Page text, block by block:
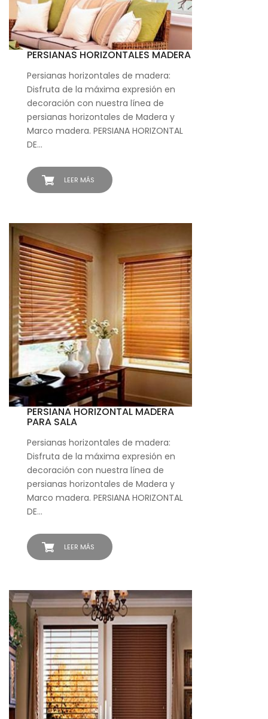
LEER MÁS
PERSIANAS HORIZONTALES MADERA
Persianas horizontales de madera:
Disfruta de la máxima expresión en
decoración con nuestra línea de
persianas horizontales de Madera y
Marco madera. PERSIANA HORIZONTAL
DE…
LEER MÁS
PERSIANA HORIZONTAL MADERA
PARA SALA
Persianas horizontales de madera:
Disfruta de la máxima expresión en
decoración con nuestra línea de
persianas horizontales de Madera y
Marco madera. PERSIANA HORIZONTAL
DE…